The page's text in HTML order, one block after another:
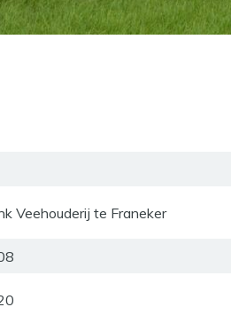
Veehouderij te Franeker